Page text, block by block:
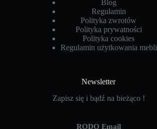
Blog
Regulamin
Polityka zwrotów
Polityka prywatności
Polityka cookies
Regulamin użytkowania mebli
Newsletter
Zapisz się i bądź na bieżąco !
RODO Email